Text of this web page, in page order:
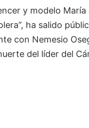
y modelo
ha salido
con Nemesio
del líder del